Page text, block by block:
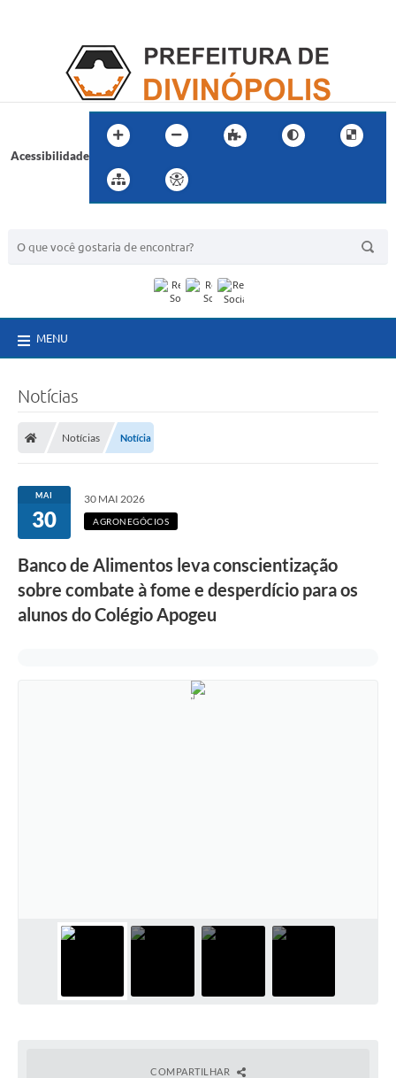
Acessibilidade
MENU
Notícias
Notícias Notícia
MAI
30
30 MAI 2026
AGRONEGÓCIOS
Banco de Alimentos leva conscientização
sobre combate à fome e desperdício para os
alunos do Colégio Apogeu
COMPARTILHAR